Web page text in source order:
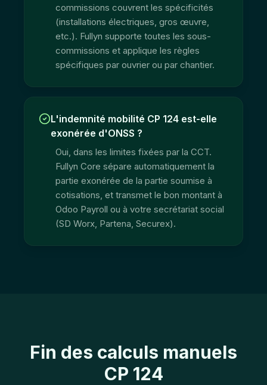
commissions couvrent les spécificités
(installations électriques, gros œuvre,
etc.). Fullyn supporte toutes les sous-
commissions et applique les règles
spécifiques par ouvrier ou par chantier.
L'indemnité mobilité CP 124 est-elle
exonérée d'ONSS ?
Oui, dans les limites fixées par la CCT.
Fullyn Core sépare automatiquement la
partie exonérée de la partie soumise à
cotisations, et transmet le bon montant à
Odoo Payroll ou à votre secrétariat social
(SD Worx, Partena, Securex).
Fin des calculs manuels
CP 124